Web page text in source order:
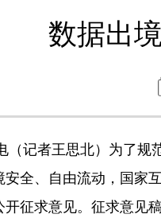
数据出
记者王思北）为了规
全、自由流动，国家
征求意见。征求意见